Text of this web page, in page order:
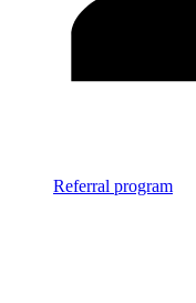
Referral program